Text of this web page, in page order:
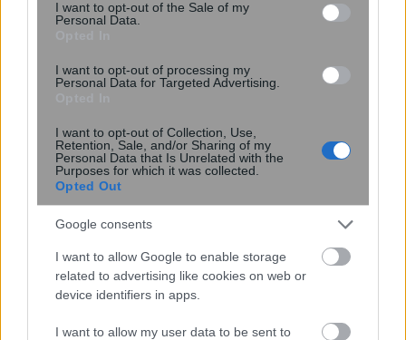
I want to opt-out of the Sale of my
Personal Data.
I want to opt-out of processing my
Personal Data for Targeted Advertising.
I want to opt-out of Collection, Use,
Retention, Sale, and/or Sharing of my
Personal Data that Is Unrelated with the
Purposes for which it was collected.
Opted Out
Google consents
I want to allow Google to enable storage
related to advertising like cookies on web or
device identifiers in apps.
I want to allow my user data to be sent to
διάρκεια δοκιμής
Αστρονόμοι μέτρησαν την μακρινή
επίδραση ενός κβάζαρ στο σύμπαν –
Τι ανακάλυψαν